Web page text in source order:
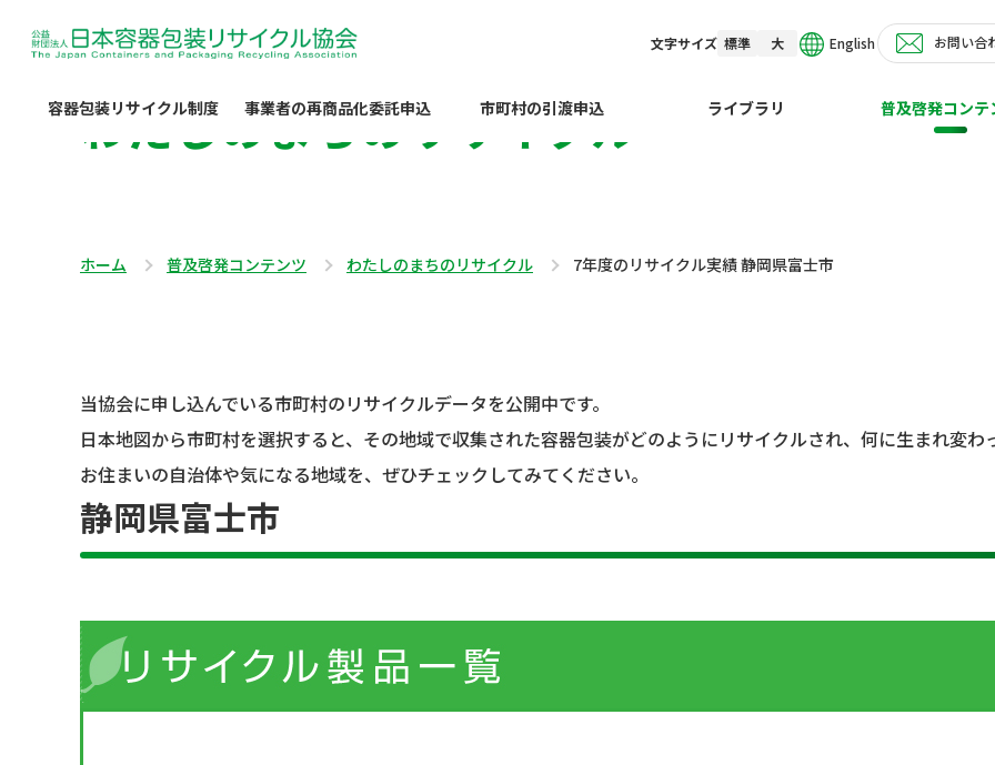
文字サイズ 標準 大 English お問い合
容器包装リサイクル制度 事業者の再商品化委託申込 市町村の引渡申込 ライブラリ 普及啓発コンテ
わたしのまちのリサイクル
ホーム 普及啓発コンテンツ わたしのまちのリサイクル 7年度のリサイクル実績 静岡県富士市
当協会に申し込んでいる市町村のリサイクルデータを公開中です。
日本地図から市町村を選択すると、その地域で収集された容器包装がどのようにリサイクルされ、何に生まれ変
お住まいの自治体や気になる地域を、ぜひチェックしてみてください。
静岡県富士市